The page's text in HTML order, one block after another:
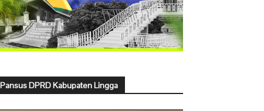
Pansus DPRD Kabupaten Lingga